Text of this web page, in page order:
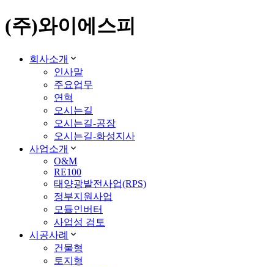
(주)와이에스피
회사소개
인사말
주요업무
연혁
오시는길
오시는길-공장
오시는길-화성지사
사업소개
O&M
RE100
태양광발전사업(RPS)
정부지원사업
모듈인버터
사업성 검토
시공사례
건물형
토지형